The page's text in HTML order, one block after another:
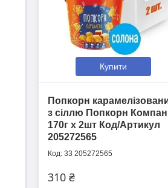
Купити
Попкорн
з сіллю Попкорн
170г х 2шт Код/Артикул
205272565
33 205272565
310 ₴